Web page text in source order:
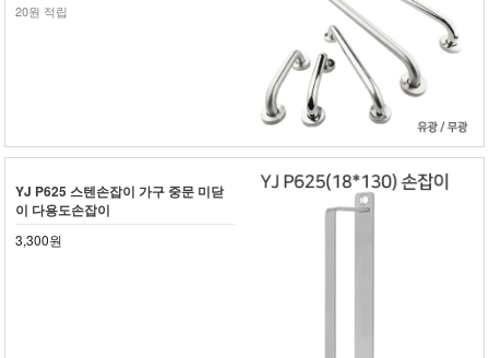
20원 적립
YJ P625 스텐손잡이 가구 중문 미닫
이 다용도손잡이
3,300원